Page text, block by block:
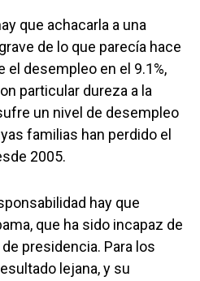
que achacarla a una
de lo que parecía hace
el desempleo en el 9.1%,
particular dureza a la
un nivel de desempleo
familias han perdido el
2005.
hay que
que ha sido incapaz de
presidencia. Para los
lejana, y su